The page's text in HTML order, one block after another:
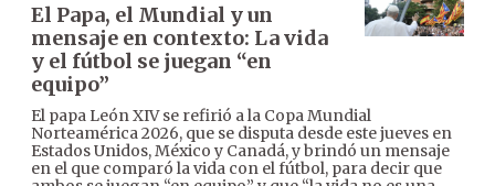
El Papa, el Mundial y un
mensaje en contexto: La vida
y el fútbol se juegan “en
equipo”
El papa León XIV se refirió a la Copa Mundial
Norteamérica 2026, que se disputa desde este jueves en
Estados Unidos, México y Canadá, y brindó un mensaje
en el que comparó la vida con el fútbol, para decir que